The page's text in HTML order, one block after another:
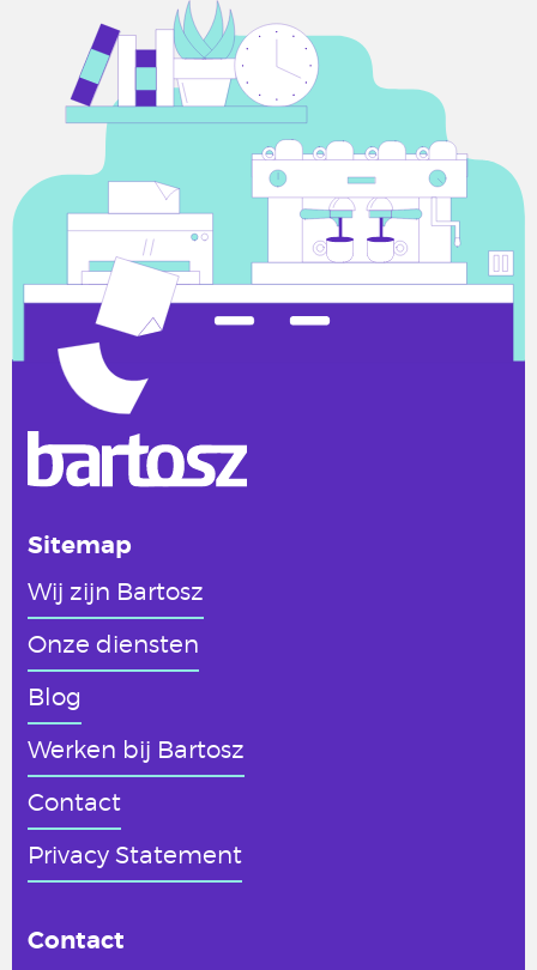
Sitemap
Wij zijn Bartosz
Onze diensten
Blog
Werken bij Bartosz
Contact
Privacy Statement
Contact